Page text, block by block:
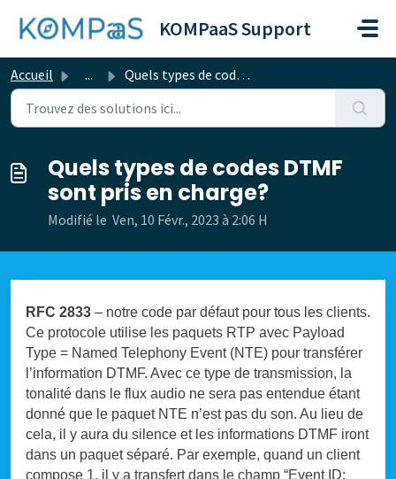
KOMPaaS Support
Accueil ... Quels types de codes DTMF sont pris en charge?
Quels types de codes DTMF
sont pris en charge?
Modifié le Ven, 10 Févr., 2023 à 2:06 H
RFC 2833 – notre code par défaut pour tous les clients.
Ce protocole utilise les paquets RTP avec Payload
Type = Named Telephony Event (NTE) pour transférer
l’information DTMF. Avec ce type de transmission, la
tonalité dans le flux audio ne sera pas entendue étant
donné que le paquet NTE n’est pas du son. Au lieu de
cela, il y aura du silence et les informations DTMF iront
dans un paquet séparé. Par exemple, quand un client
compose 1, il y a transfert dans le champ “Event ID: